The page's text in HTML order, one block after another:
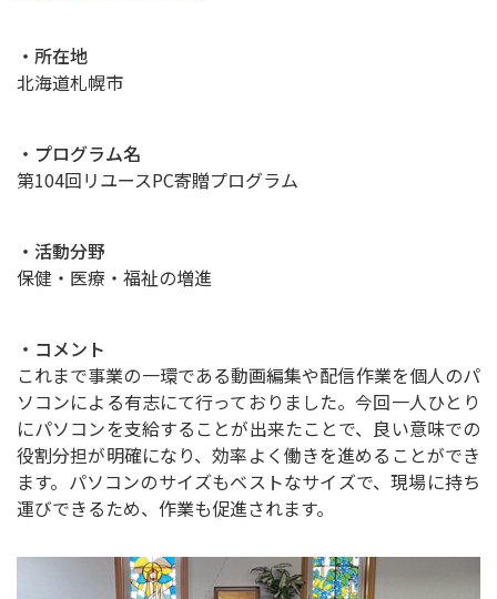
・所在地
北海道札幌市
・プログラム名
第104回リユースPC寄贈プログラム
・活動分野
保健・医療・福祉の増進
・コメント
これまで事業の一環である動画編集や配信作業を個人のパ
ソコンによる有志にて行っておりました。今回一人ひとり
にパソコンを支給することが出来たことで、良い意味での
役割分担が明確になり、効率よく働きを進めることができ
ます。パソコンのサイズもベストなサイズで、現場に持ち
運びできるため、作業も促進されます。